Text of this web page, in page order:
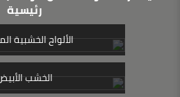
رئيسية
الألواح الخشبية
الخشب